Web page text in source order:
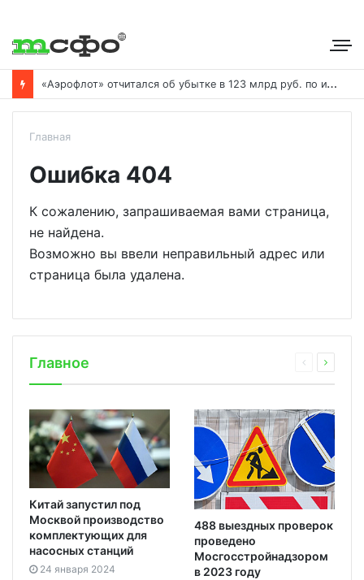
«
Аэрофлот» отчитался об убытке в 123 млрд руб. по итогам года пандемии
Главная
Ошибка 404
К сожалению, запрашиваемая вами страница,
не найдена.
Возможно вы ввели неправильный адрес или
страница была удалена.
Главное
Китай запустил под
Москвой производство
комплектующих для
насосных станций
24 января 2024
488 выездных проверок
проведено
Мосгосстройнадзором
в 2023 году